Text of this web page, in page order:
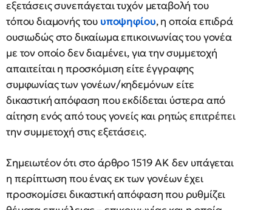
εξετάσεις συνεπάγεται τυχόν μεταβολή του
τόπου διαμονής του υποψηφίου, η οποία επιδρά
ουσιωδώς στο δικαίωμα επικοινωνίας του γονέα
με τον οποίο δεν διαμένει, για την συμμετοχή
απαιτείται η προσκόμιση είτε έγγραφης
συμφωνίας των γονέων/κηδεμόνων είτε
δικαστική απόφαση που εκδίδεται ύστερα από
αίτηση ενός από τους γονείς και ρητώς επιτρέπει
την συμμετοχή στις εξετάσεις.
Σημειωτέον ότι στο άρθρο 1519 ΑΚ δεν υπάγεται
η περίπτωση που ένας εκ των γονέων έχει
προσκομίσει δικαστική απόφαση που ρυθμίζει